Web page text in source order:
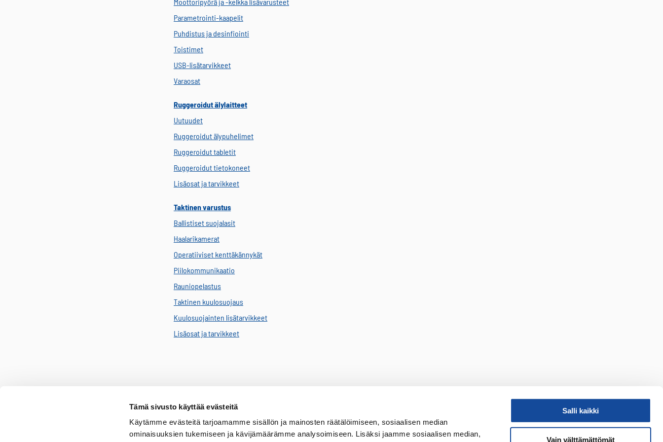
Tämä sivusto käyttää evästeitä
Käytämme evästeitä tarjoamamme sisällön ja mainosten räätälöimiseen, sosiaalisen median
ominaisuuksien tukemiseen ja kävijämäärämme analysoimiseen. Lisäksi jaamme sosiaalisen median,
Salli kaikki
Vain välttämättömät
Parametrointi-kaapelit
Puhdistus ja desinfiointi
Toistimet
USB-lisätarvikkeet
Varaosat
Ruggeroidut älylaitteet
Uutuudet
Ruggeroidut älypuhelimet
Ruggeroidut tabletit
Ruggeroidut tietokoneet
Lisäosat ja tarvikkeet
Taktinen varustus
Ballistiset suojalasit
Haalarikamerat
Operatiiviset kenttäkännykät
Piilokommunikaatio
Rauniopelastus
Taktinen kuulosuojaus
Kuulosuojainten lisätarvikkeet
Lisäosat ja tarvikkeet